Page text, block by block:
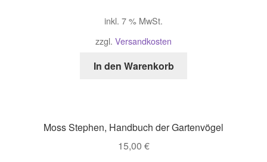
inkl. 7 % MwSt.
zzgl. Versandkosten
In den Warenkorb
Moss Stephen, Handbuch der Gartenvögel
15,00 €